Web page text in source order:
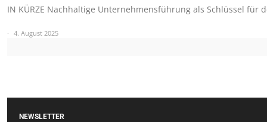
IN KÜRZE Nachhaltige Unternehmensführung als Schlüssel für
4. August 2025
NEWSLETTER